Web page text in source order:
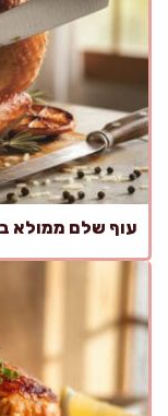
עוף שלם ממולא